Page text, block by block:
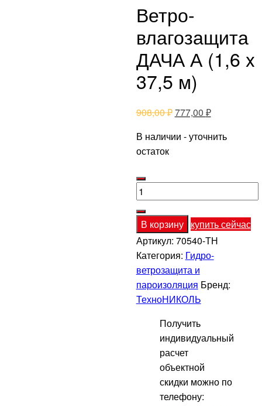
Ветро-
влагозащита
ДАЧА А (1,6 x
37,5 м)
908,00₽Первоначальная
составляла
777,00 ₽Текущая
777,00 ₽.
В наличии - уточнить
остаток
Количество
товара
Ветро-
влагозащита
ДАЧА
А
(1,6
x
37,5
В корзину купить сейчас
Артикул: 70540-ТН
Категория: Гидро-
ветрозащита и
пароизоляция Бренд:
ТехноНИКОЛЬ
Получить
индивидуальный
расчет
объектной
скидки можно по
телефону: